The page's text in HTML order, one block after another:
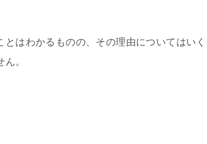
はわかるものの、その理由についてはいく
。